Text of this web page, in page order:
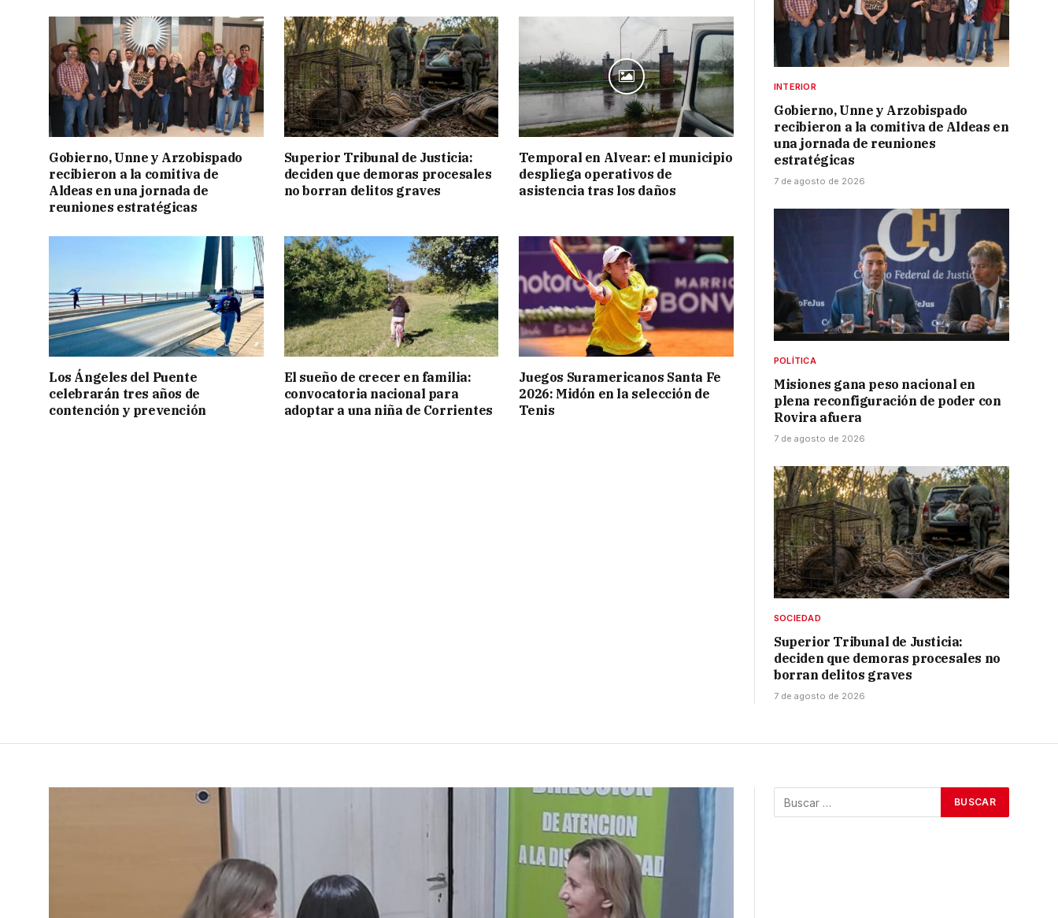
Gobierno, Unne y Arzobispado
recibieron a la comitiva de
Aldeas en una jornada de
reuniones estratégicas
Superior Tribunal de Justicia:
deciden que demoras procesales
no borran delitos graves
Temporal en Alvear: el municipio
despliega operativos de
asistencia tras los daños
Los Ángeles del Puente
celebrarán tres años de
contención y prevención
El sueño de crecer en familia:
convocatoria nacional para
adoptar a una niña de Corrientes
Juegos Suramericanos Santa Fe
2026: Midón en la selección de
Tenis
INTERIOR
Gobierno, Unne y Arzobispado
recibieron a la comitiva de Aldeas en
una jornada de reuniones
estratégicas
7 de agosto de 2026
POLÍTICA
Misiones gana peso nacional en
plena reconfiguración de poder con
Rovira afuera
7 de agosto de 2026
SOCIEDAD
Superior Tribunal de Justicia:
deciden que demoras procesales no
borran delitos graves
7 de agosto de 2026